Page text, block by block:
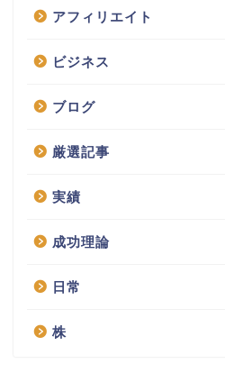
アフィリエイト
ビジネス
ブログ
厳選記事
実績
成功理論
日常
株